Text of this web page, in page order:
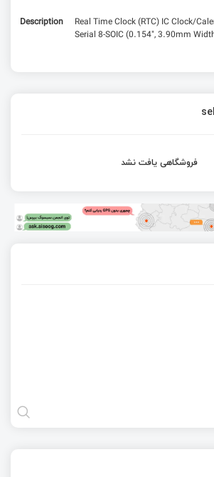
Description
Real Time Clock (RTC) IC Clock/
Serial 8-SOIC (0.154", 3.90mm
فروشگاهی یافت نشد